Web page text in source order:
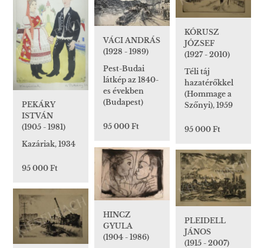
KÓRUSZ
JÓZSEF
(1927 - 2010)
Téli táj
hazatérőkkel
(Hommage a
Szőnyi), 1959
95 000 Ft
VÁCI ANDRÁS
(1928 - 1989)
Pest-Budai
látkép az 1840-
es években
(Budapest)
95 000 Ft
PEKÁRY
ISTVÁN
(1905 - 1981)
Kazáriak, 1934
95 000 Ft
HINCZ
GYULA
(1904 - 1986)
PLEIDELL
JÁNOS
(1915 - 2007)